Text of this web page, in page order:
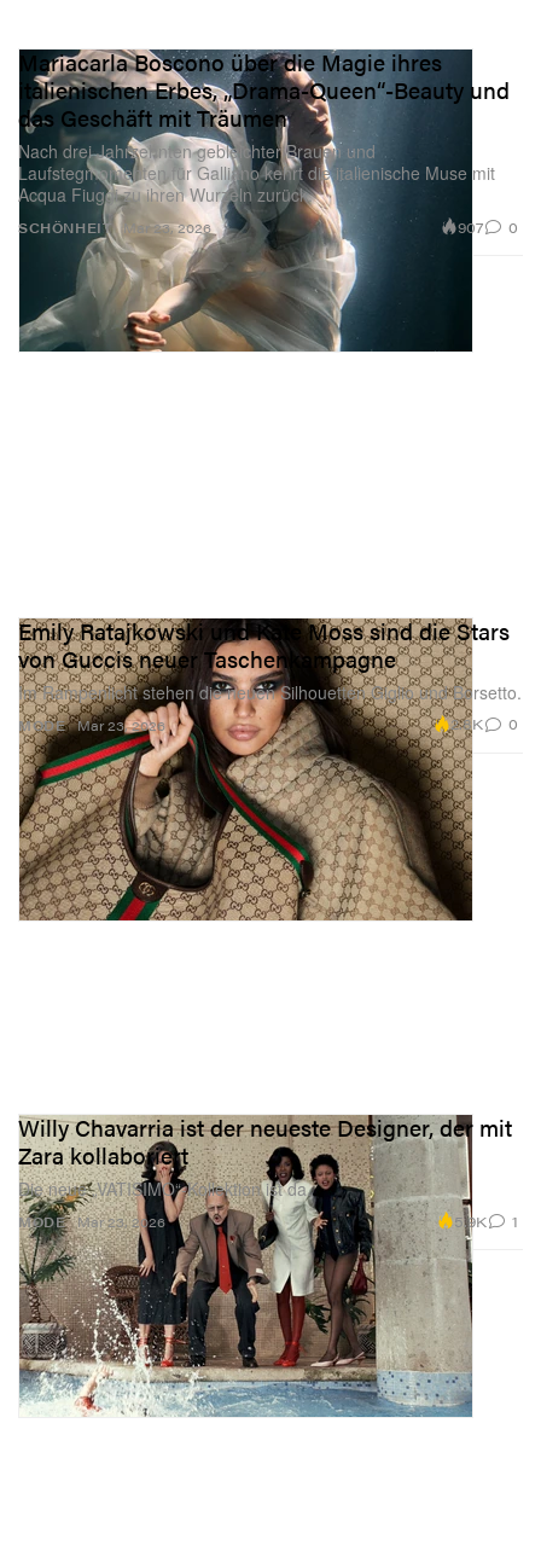
SCHÖNHEIT
Mariacarla Boscono über die Magie ihres
italienischen Erbes, „Drama-Queen“-Beauty und
das Geschäft mit Träumen
Nach drei Jahrzehnten gebleichter Brauen und
Laufstegmomenten für Galliano kehrt die italienische Muse mit
Acqua Fiuggi zu ihren Wurzeln zurück.
Mar 23, 2026 907 0
MODE
Emily Ratajkowski und Kate Moss sind die Stars
von Guccis neuer Taschenkampagne
Im Rampenlicht stehen die neuen Silhouetten Giglio und Borsetto.
Mar 23, 2026 2.8K 0
MODE
Willy Chavarria ist der neueste Designer, der mit
Zara kollaboriert
Die neue „VATISIMO“-Kollektion ist da.
Mar 23, 2026 5.9K 1